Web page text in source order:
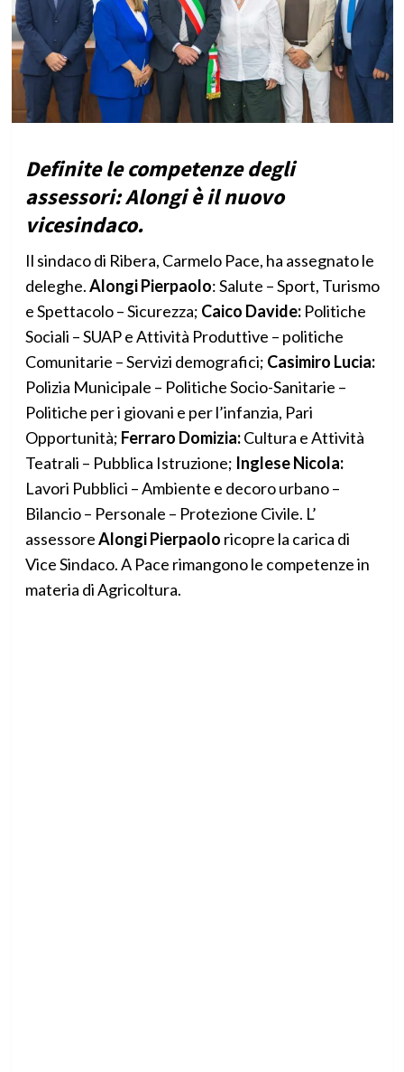
Definite le competenze degli
assessori: Alongi è il nuovo
vicesindaco.
Il sindaco di Ribera, Carmelo Pace, ha assegnato le
deleghe.Alongi Pierpaolo: Salute – Sport, Turismo
e Spettacolo – Sicurezza; Caico Davide: Politiche
Sociali – SUAP e Attività Produttive – politiche
Comunitarie – Servizi demografici; Casimiro Lucia:
Polizia Municipale – Politiche Socio-Sanitarie –
Politiche per i giovani e per l’infanzia, Pari
Opportunità; Ferraro Domizia:Cultura e Attività
Teatrali – Pubblica Istruzione; Inglese Nicola:
Lavori Pubblici – Ambiente e decoro urbano –
Bilancio – Personale – Protezione Civile. L’
assessoreAlongi Pierpaolo ricopre la carica di
Vice Sindaco. A Pace rimangono le competenze in
materia di Agricoltura.